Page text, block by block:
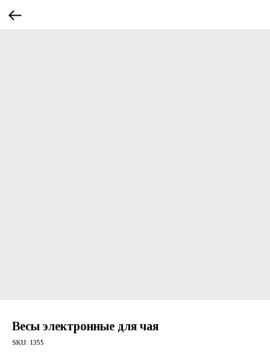
Весы электронные для чая
SKU: 1355